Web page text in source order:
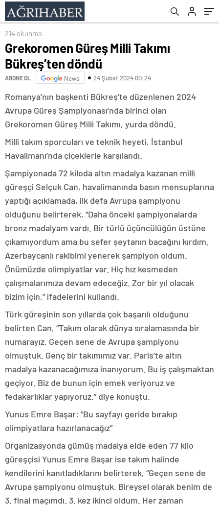
214 okunma
Grekoromen Güreş Milli Takımı
Bükreş’ten döndü
ABONE OL News 24 Şubat 2024 00:24
Romanya’nın başkenti Bükreş’te düzenlenen 2024
Avrupa Güreş Şampiyonası’nda birinci olan
Grekoromen Güreş Milli Takımı, yurda döndü.
Milli takım sporcuları ve teknik heyeti, İstanbul
Havalimanı’nda çiçeklerle karşılandı.
Şampiyonada 72 kiloda altın madalya kazanan milli
güreşçi Selçuk Can, havalimanında basın mensuplarına
yaptığı açıklamada, ilk defa Avrupa şampiyonu
olduğunu belirterek, “Daha önceki şampiyonalarda
bronz madalyam vardı. Bir türlü üçüncülüğün üstüne
çıkamıyordum ama bu sefer şeytanın bacağını kırdım.
Azerbaycanlı rakibimi yenerek şampiyon oldum.
Önümüzde olimpiyatlar var. Hiç hız kesmeden
çalışmalarımıza devam edeceğiz. Zor bir yıl olacak
bizim için.” ifadelerini kullandı.
Türk güreşinin son yıllarda çok başarılı olduğunu
belirten Can, “Takım olarak dünya sıralamasında bir
numarayız. Geçen sene de Avrupa şampiyonu
olmuştuk. Genç bir takımımız var. Paris’te altın
madalya kazanacağımıza inanıyorum. Bu iş çalışmaktan
geçiyor. Biz de bunun için emek veriyoruz ve
fedakarlıklar yapıyoruz.” diye konuştu.
Yunus Emre Başar: “Bu sayfayı geride bırakıp
olimpiyatlara hazırlanacağız”
Organizasyonda gümüş madalya elde eden 77 kilo
güreşçisi Yunus Emre Başar ise takım halinde
kendilerini kanıtladıklarını belirterek, “Geçen sene de
Avrupa şampiyonu olmuştuk. Bireysel olarak benim de
3. final maçımdı. 3. kez ikinci oldum. Her zaman